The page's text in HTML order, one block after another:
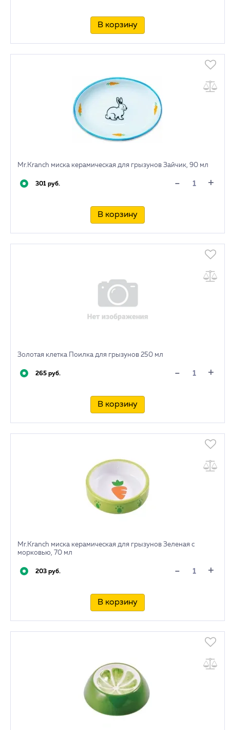
В корзину
Mr.Kranch миска керамическая для грызунов Зайчик, 90 мл
301 руб. - +
В корзину
Золотая клетка Поилка для грызунов 250 мл
265 руб. - +
В корзину
Mr.Kranch миска керамическая для грызунов Зеленая с
морковью, 70 мл
203 руб. - +
В корзину